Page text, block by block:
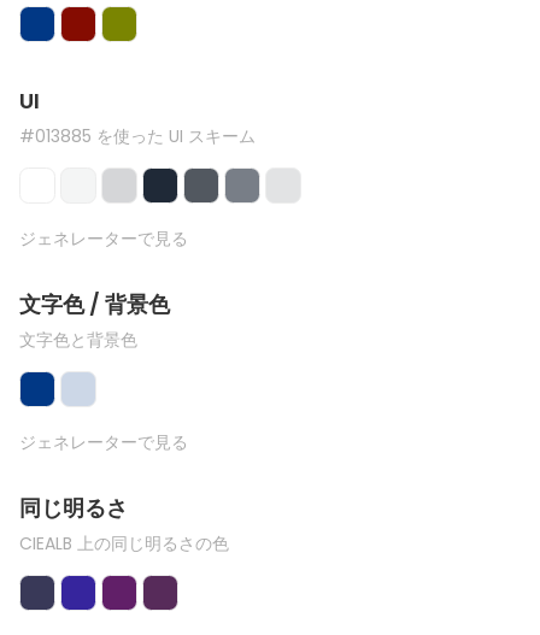
UI
#013885 を使った UI スキーム
ジェネレーターで見る
文字色 / 背景色
文字色と背景色
ジェネレーターで見る
同じ明るさ
CIEALB 上の同じ明るさの色